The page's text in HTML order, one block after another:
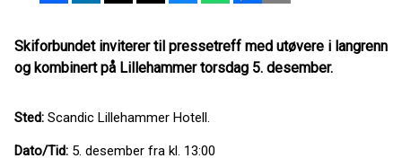
Skiforbundet inviterer til pressetreff med utøvere i langrenn
og kombinert på Lillehammer torsdag 5. desember.
Sted: Scandic Lillehammer Hotell.
Dato/Tid: 5. desember fra kl. 13:00